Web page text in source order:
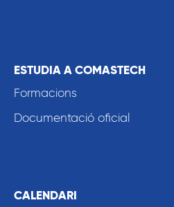
ESTUDIA A COMASTECH
Formacions
Documentació oficial
CALENDARI